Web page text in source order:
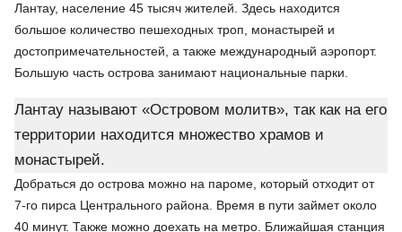
Лантау, население 45 тысяч жителей. Здесь находится
большое количество пешеходных троп, монастырей и
достопримечательностей, а также международный аэропорт.
Большую часть острова занимают национальные парки.
Лантау называют «Островом молитв», так как на его
территории находится множество храмов и
монастырей.
Добраться до острова можно на пароме, который отходит от
7-го пирса Центрального района. Время в пути займет около
40 минут. Также можно доехать на метро. Ближайшая станция